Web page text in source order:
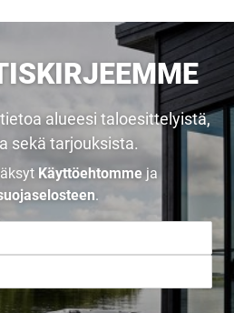
alueesi taloesittelyistä,
sekä tarjouksista.
Käyttöehtommeja
.
ON